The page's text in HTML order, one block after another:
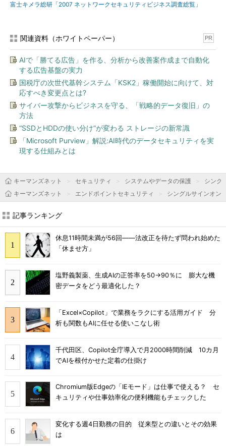
富士キメラ総研「2007 ネットワークセキュリティビジネス調査総覧」
関連資料（ホワイトペーパー） PR
AIで「勝てる広告」を作る、分析から改善案作成まで自動化
する広告基盤の実力
国税庁の次世代基幹システム「KSK2」稼働開始に向けて、対
応すべき変更点とは?
サイバー攻撃からビジネスを守る、「戦略的データ復旧」の
方法
“SSDとHDDの使い分け”が変わる ストレージの新常識
「Microsoft Purview」解説:AI時代のデータセキュリティを実
現する仕組みとは
キーマンズネット セキュリティ システムやデータの保護
シング
キーマンズネット
エンドポイントセキュリティ シングルサインオン
記事ランキング
休息11時間未満が56回――法改正を待たず問われ始めた
「休ませ方」
塩野義製薬、生成AIの正答率を50→90％に 膨大な機
密データをどう最適化した？
「Excel×Copilot」で業務をラクにする活用ガイド 分
析も関数もAIに任せる使いこなし術
千代田区、Copilot全庁導入で月2000時間削減 10カ月
でAIを根付かせた定着の仕掛け
Chromium版Edgeの「IEモード」は仕事で使える？ セ
キュリティや仕事効率化の便利機能もチェックした
変化する週4日勤務の目的 従来型との違いとその効果
は